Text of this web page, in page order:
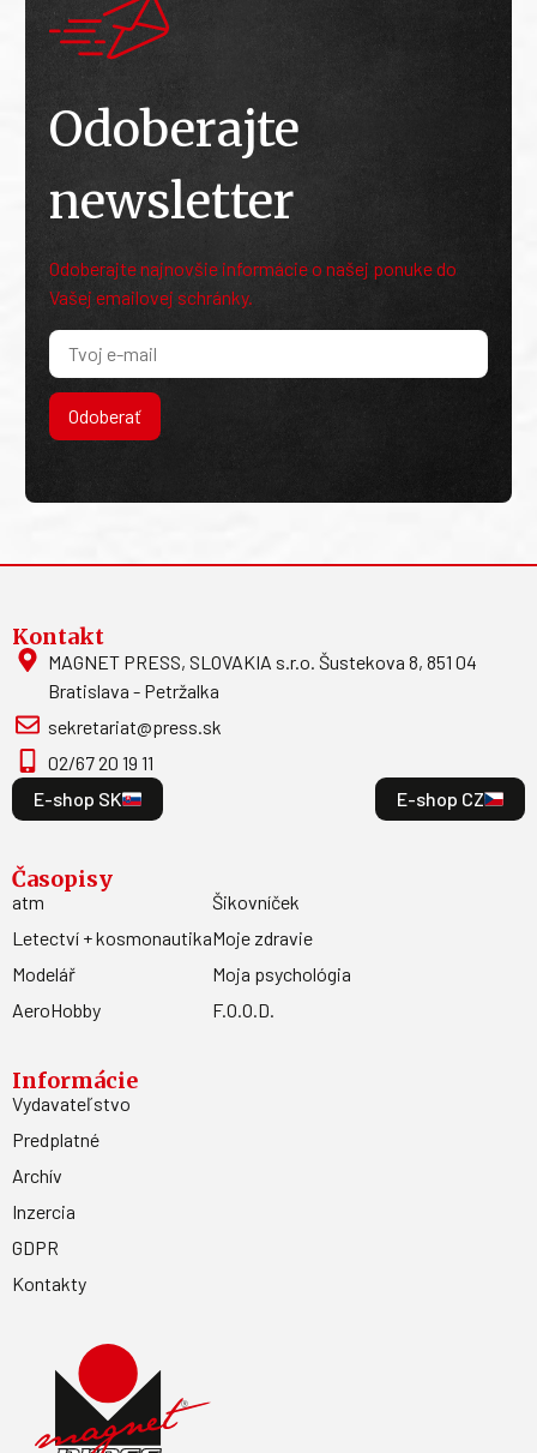
Odoberajte
newsletter
Odoberajte najnovšie informácie o našej ponuke do
Vašej emailovej schránky.
Odoberať
Kontakt
MAGNET PRESS, SLOVAKIA s.r.o. Šustekova 8, 851 04
Bratislava - Petržalka
sekretariat@press.sk
02/67 20 19 11
E-shop SK
E-shop CZ
Časopisy
atm
Letectví + kosmonautika
Modelář
AeroHobby
Šikovníček
Moje zdravie
Moja psychológia
F.O.O.D.
Informácie
Vydavateľstvo
Predplatné
Archív
Inzercia
GDPR
Kontakty